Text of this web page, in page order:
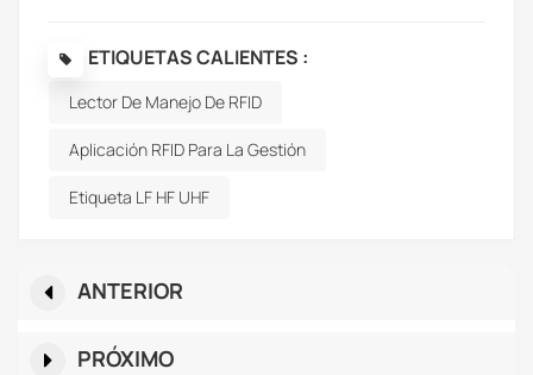
ETIQUETAS CALIENTES :
Lector De Manejo De RFID
Aplicación RFID Para La Gestión
Etiqueta LF HF UHF
ANTERIOR
PRÓXIMO